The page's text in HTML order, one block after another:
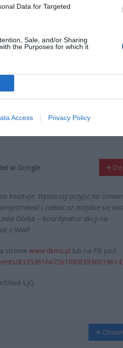
Data for Targeted
Sale, and/or Sharing
the Purposes for which it
Access Privacy Policy
w Google
kosztuje. Wystarczy przyjść na
i czekać aż znajdzie się
Górka – koordynator akcji na
z WwP
stronie www.dkms.pl lub na FB pod
833536166726108/
LjQ